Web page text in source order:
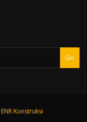
Go
ENR Konstruksi